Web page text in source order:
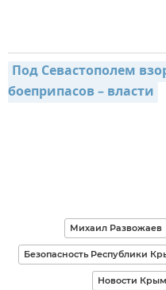
Под Севастополем
боеприпасов – власти
Михаил Развожаев
Безопасность Республики
Новости